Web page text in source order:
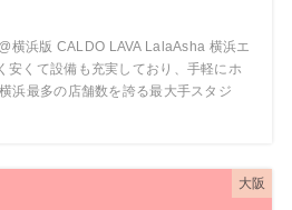
横浜版 CALDO LAVA LalaAsha 横浜エ
安くて設備も充実しており、手軽にホ
浜最多の店舗数を誇る最大手スタジ
大阪